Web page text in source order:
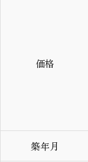
価格
築年月